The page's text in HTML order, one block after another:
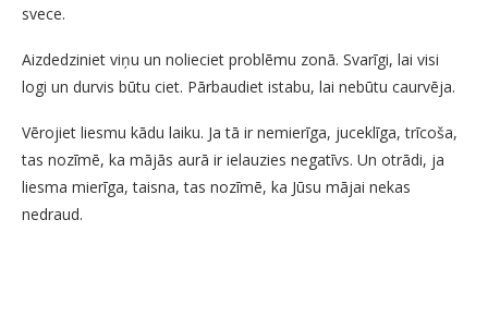
svece.
Aizdedziniet viņu un nolieciet problēmu zonā. Svarīgi, lai visi
logi un durvis būtu ciet. Pārbaudiet istabu, lai nebūtu caurvēja.
Vērojiet liesmu kādu laiku. Ja tā ir nemierīga, juceklīga, trīcoša,
tas nozīmē, ka mājās aurā ir ielauzies negatīvs. Un otrādi, ja
liesma mierīga, taisna, tas nozīmē, ka Jūsu mājai nekas
nedraud.